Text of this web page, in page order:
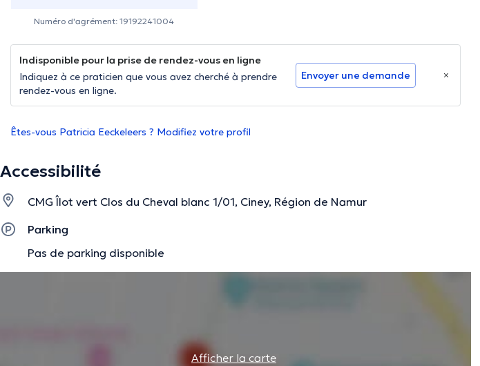
Numéro d'agrément: 19192241004
Indisponible pour la prise de rendez-vous en ligne
Indiquez à ce praticien que vous avez cherché à prendre
rendez-vous en ligne.
Envoyer une demande
Êtes-vous Patricia Eeckeleers ? Modifiez votre profil
Accessibilité
CMG Îlot vert Clos du Cheval blanc 1/01, Ciney, Région de Namur
Parking
Pas de parking disponible
Afficher la carte